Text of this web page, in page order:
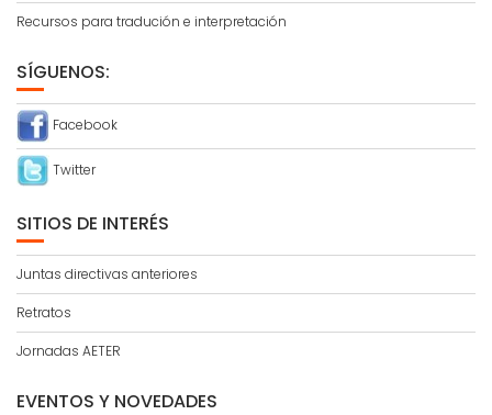
Recursos para tradución e interpretación
SÍGUENOS:
Facebook
Twitter
SITIOS DE INTERÉS
Juntas directivas anteriores
Retratos
Jornadas AETER
EVENTOS Y NOVEDADES